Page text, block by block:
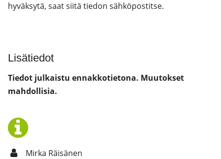
hyväksytä, saat siitä tiedon sähköpostitse.
Lisätiedot
Tiedot julkaistu ennakkotietona. Muutokset
mahdollisia.
Mirka Räisänen